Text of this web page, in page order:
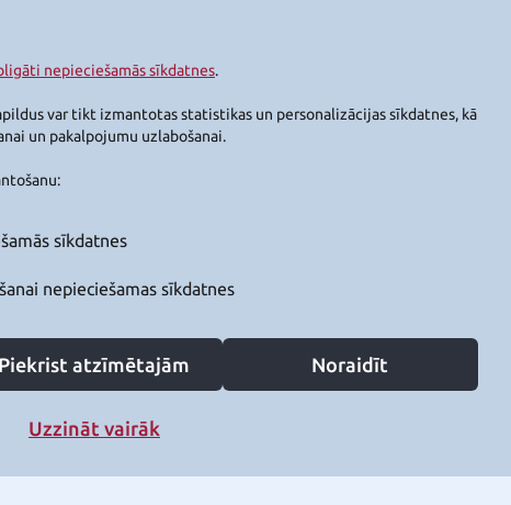
nepieciešamās sīkdatnes.
var tikt izmantotas statistikas un personalizācijas sīkdatnes, kā
un pakalpojumu uzlabošanai.
sīkdatnes
nepieciešamas sīkdatnes
Piekrist atzīmētajām Noraidīt
Uzzināt vairāk